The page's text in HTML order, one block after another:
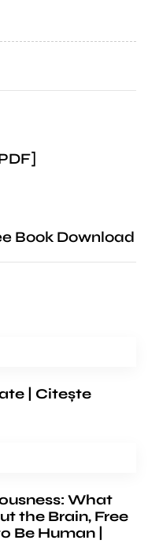
Book Download
| Citește
What
the Brain, Free
Be Human |